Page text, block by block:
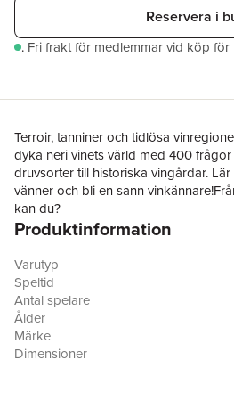
Reservera i
. Fri frakt för medlemmar vid köp för
Terroir, tanniner och tidlösa
dyka neri vinets värld med 400
druvsorter till historiska vingårdar.
vänner och bli en sann
kan du?
Produktinformation
Varutyp
Speltid
Antal spelare
Ålder
Märke
Dimensioner